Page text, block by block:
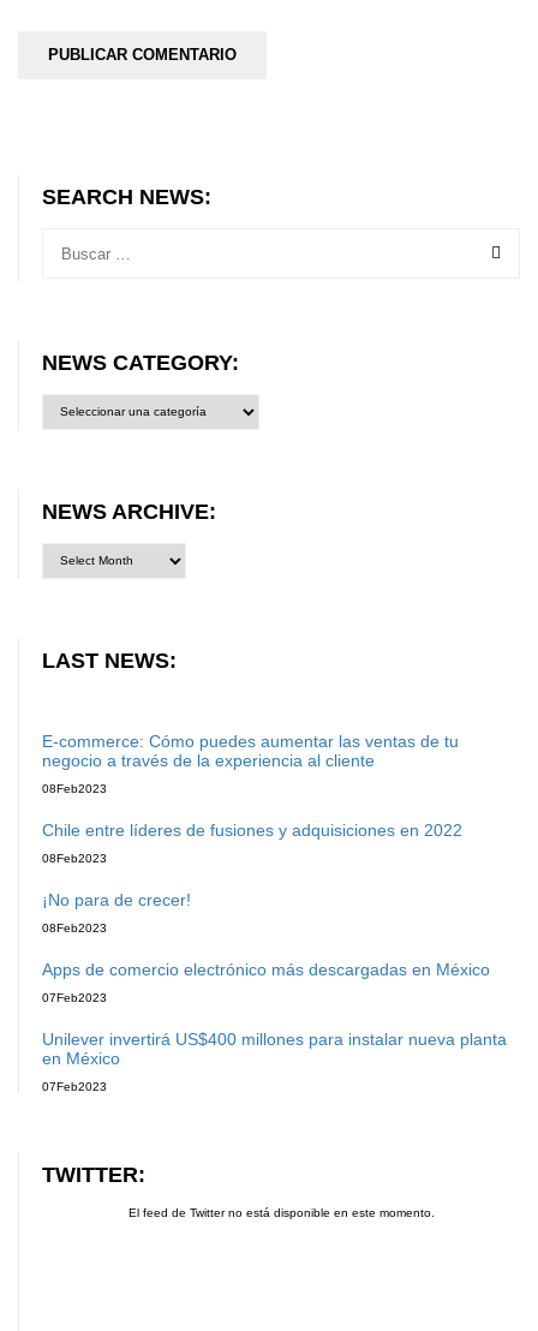
SEARCH NEWS:
NEWS CATEGORY:
category:
NEWS ARCHIVE:
LAST NEWS:
E-commerce: Cómo puedes aumentar las ventas de tu
negocio a través de la experiencia al cliente
08Feb2023
Chile entre líderes de fusiones y adquisiciones en 2022
08Feb2023
¡No para de crecer!
08Feb2023
Apps de comercio electrónico más descargadas en México
07Feb2023
Unilever invertirá US$400 millones para instalar nueva planta
en México
07Feb2023
TWITTER:
El feed de Twitter no está disponible en este momento.